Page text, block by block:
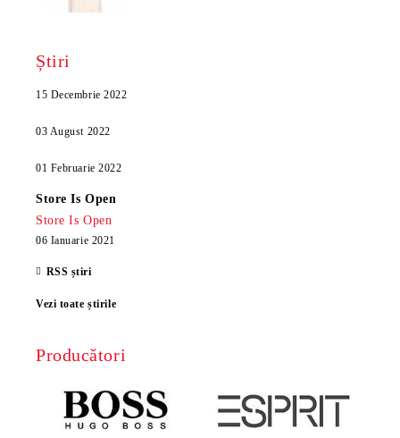
Știri
15 Decembrie 2022
03 August 2022
01 Februarie 2022
Store Is Open
Store Is Open
06 Ianuarie 2021
RSS știri
Vezi toate știrile
Producători